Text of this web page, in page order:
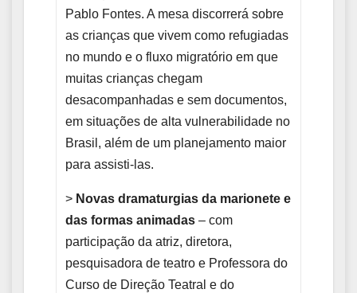
Pablo Fontes. A mesa discorrerá sobre
as crianças que vivem como refugiadas
no mundo e o fluxo migratório em que
muitas crianças chegam
desacompanhadas e sem documentos,
em situações de alta vulnerabilidade no
Brasil, além de um planejamento maior
para assisti-las.
> Novas dramaturgias da marionete e
das formas animadas – com
participação da atriz, diretora,
pesquisadora de teatro e Professora do
Curso de Direção Teatral e do